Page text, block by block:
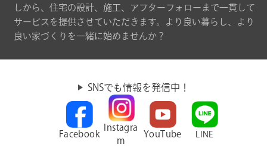
しから、住宅の設計、施工、アフターフォローまで一貫して
サービスを提供させていただきます。より良い暮らし、より
良い家づくりを一緒に始めませんか？
SNSでも情報を発信中！
Facebook
Instagra
m
YouTube LINE